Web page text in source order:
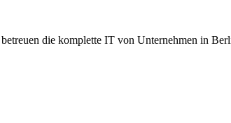
die komplette IT von Unternehmen in